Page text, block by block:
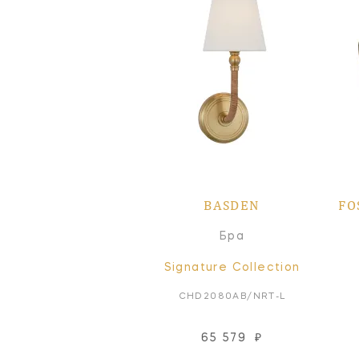
BASDEN
Бра
Signature Collection
CHD2080AB/NRT-L
65 579 ₽